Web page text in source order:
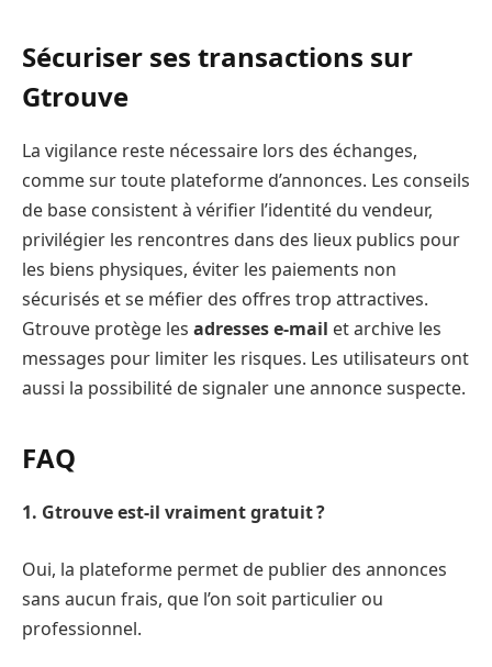
Sécuriser ses transactions sur
Gtrouve
La vigilance reste nécessaire lors des échanges,
comme sur toute plateforme d’annonces. Les conseils
de base consistent à vérifier l’identité du vendeur,
privilégier les rencontres dans des lieux publics pour
les biens physiques, éviter les paiements non
sécurisés et se méfier des offres trop attractives.
Gtrouve protège les adresses e-mail et archive les
messages pour limiter les risques. Les utilisateurs ont
aussi la possibilité de signaler une annonce suspecte.
FAQ
1. Gtrouve est-il vraiment gratuit ?
Oui, la plateforme permet de publier des annonces
sans aucun frais, que l’on soit particulier ou
professionnel.